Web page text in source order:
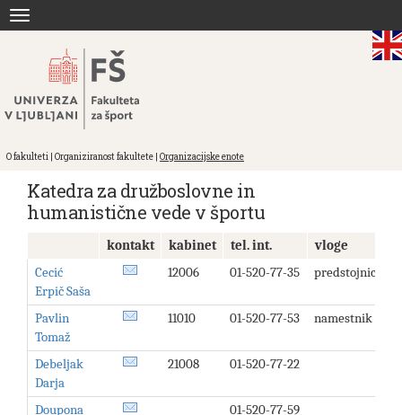
navigation
O fakulteti | Organiziranost fakultete | Organizacijske enote
Katedra za družboslovne in
humanistične vede v športu
kontakt kabinet tel. int.
vloge
Cecić
Erpič Saša
12006 01-520-77-35 predstojnica
Pavlin
Tomaž
11010 01-520-77-53 namestnik
Debeljak
Darja
21008 01-520-77-22
Doupona
01-520-77-59